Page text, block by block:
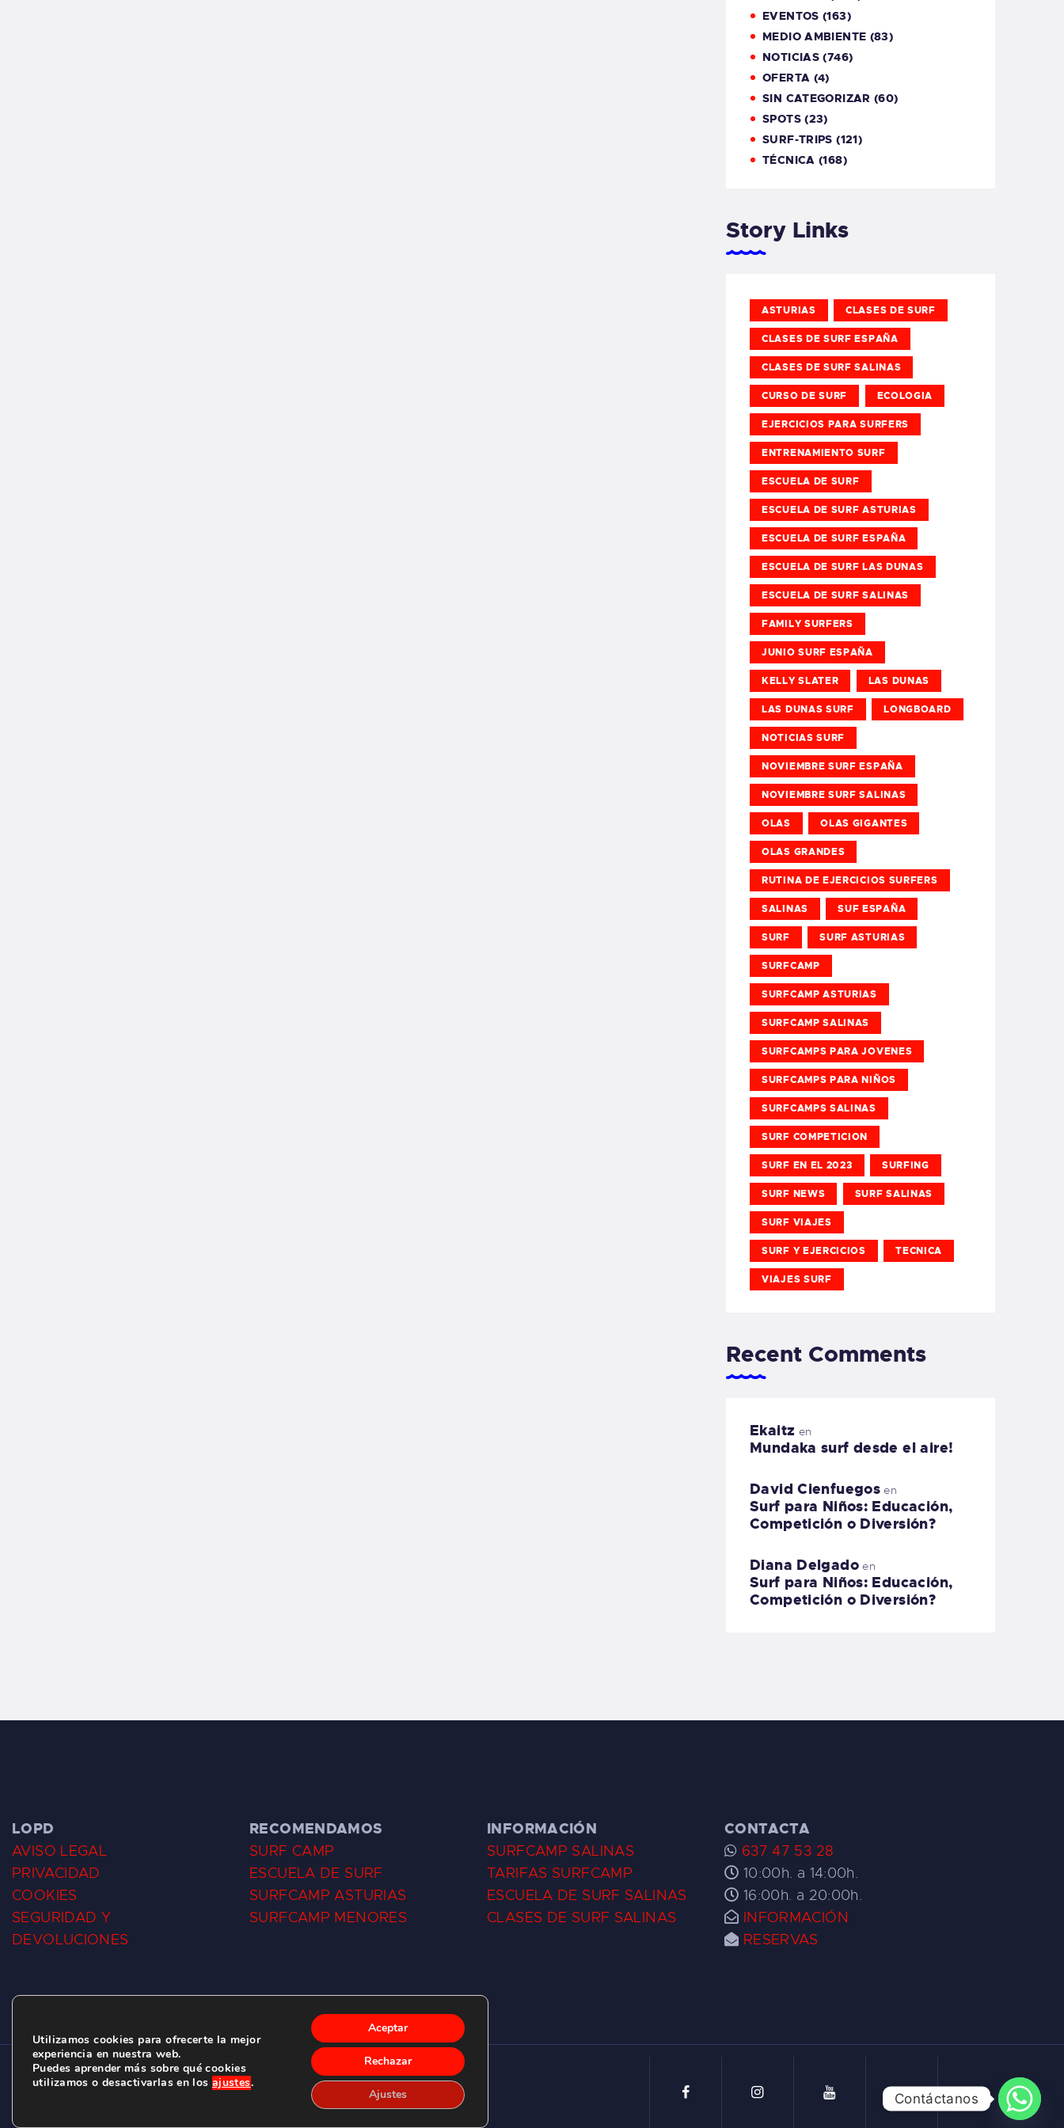
EVENTOS (163)
MEDIO AMBIENTE (83)
NOTICIAS (746)
OFERTA (4)
SIN CATEGORIZAR (60)
SPOTS(23)
SURF-TRIPS (121)
TÉCNICA (168)
Story Links
ASTURIAS CLASES DE SURF
CLASES DE SURF ESPAÑA
CLASES DE SURF SALINAS
CURSO DE SURF ECOLOGIA
EJERCICIOS PARA SURFERS
ENTRENAMIENTO SURF
ESCUELA DE SURF
ESCUELA DE SURF ASTURIAS
ESCUELA DE SURF ESPAÑA
ESCUELA DE SURF LAS DUNAS
ESCUELA DE SURF SALINAS
FAMILY SURFERS
JUNIO SURF ESPAÑA
KELLY SLATER LAS DUNAS
LAS DUNAS SURF LONGBOARD
NOTICIAS SURF
NOVIEMBRE SURF ESPAÑA
NOVIEMBRE SURF SALINAS
OLAS OLAS GIGANTES
OLAS GRANDES
RUTINA DE EJERCICIOS SURFERS
SALINAS SUF ESPAÑA
SURF SURF ASTURIAS
SURFCAMP
SURFCAMP ASTURIAS
SURFCAMP SALINAS
SURFCAMPS PARA JOVENES
SURFCAMPS PARA NIÑOS
SURFCAMPS SALINAS
SURF COMPETICION
SURF EN EL 2023 SURFING
SURF NEWS SURF SALINAS
SURF VIAJES
SURF Y EJERCICIOS TECNICA
VIAJES SURF
Recent Comments
Ekaitz en
Mundaka surf desde el aire!
David Cienfuegos en
Surf para Niños: Educación,
Competición o Diversión?
Diana Delgadoen
Surf para Niños: Educación,
Competición o Diversión?
LOPD
AVISO LEGAL
PRIVACIDAD
COOKIES
SEGURIDAD Y
DEVOLUCIONES
RECOMENDAMOS
SURF CAMP
ESCUELA DE SURF
SURFCAMP ASTURIAS
SURFCAMP MENORES
INFORMACIÓN
SURFCAMP SALINAS
TARIFAS SURFCAMP
ESCUELA DE SURF SALINAS
CLASES DE SURF SALINAS
CONTACTA
637 47 53 28
10:00h. a 14:00h.
16:00h. a 20:00h.
INFORMACIÓN
RESERVAS
CLUB DE SURF LAS DUNAS ©2026.
C/ BERNARDO ÁLVAREZ GALAN 1, SALINAS (ASTURIAS)
Utilizamos cookies para ofrecerte la mejor
experiencia en nuestra web.
Puedes aprender más sobre qué cookies
utilizamos o desactivarlas en los ajustes.
Aceptar
Rechazar
Ajustes Contáctanos